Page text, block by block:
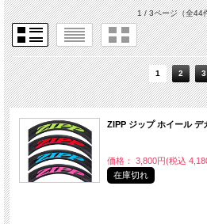
1 / 3ページ（全44
1 2 3
ZIPP ジップ ホイール デ
価格： 3,800円(税込
在庫切れ